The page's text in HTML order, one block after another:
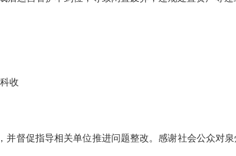
收
督促指导相关单位推进问题整改。感谢社会公众对